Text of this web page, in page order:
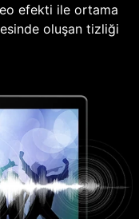
efekti ile ortama
oluşan tizliği